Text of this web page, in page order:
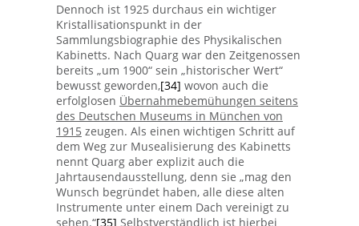
Dennoch ist 1925 durchaus ein wichtiger
Kristallisationspunkt in der
Sammlungsbiographie des Physikalischen
Kabinetts. Nach Quarg war den Zeitgenossen
bereits „um 1900“ sein „historischer Wert“
bewusst geworden,[34] wovon auch die
erfolglosen Übernahmebemühungen seitens
des Deutschen Museums in München von
1915 zeugen. Als einen wichtigen Schritt auf
dem Weg zur Musealisierung des Kabinetts
nennt Quarg aber explizit auch die
Jahrtausendausstellung, denn sie „mag den
Wunsch begründet haben, alle diese alten
Instrumente unter einem Dach vereinigt zu
sehen.“[35] Selbstverständlich ist hierbei